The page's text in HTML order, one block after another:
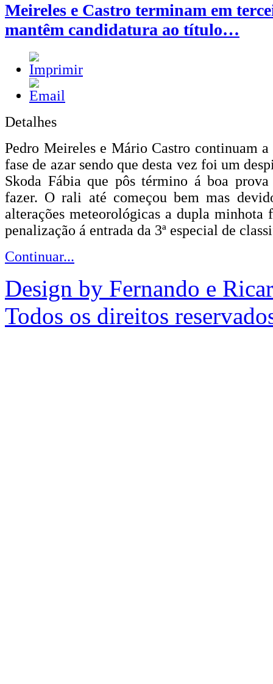
Meireles e Castro terminam em
mantêm candidatura ao título…
Detalhes
Pedro Meireles e Mário Castro continuam a
fase de azar sendo que desta vez foi um
Skoda Fábia que pôs término á boa prova
fazer. O rali até começou bem mas
alterações meteorológicas a dupla minhota
penalização á entrada da 3ª especial de
Continuar...
Design by Fernando e
Todos os direitos